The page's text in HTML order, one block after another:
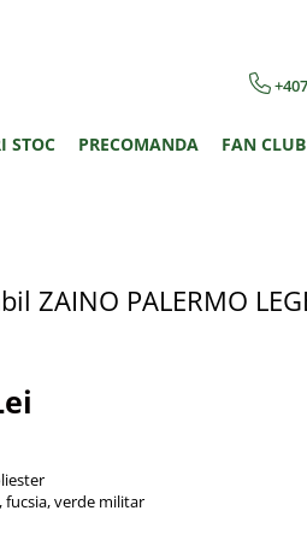
STOC PRECOMANDA FAN CLUB
ZAINO PALERMO
verde militar